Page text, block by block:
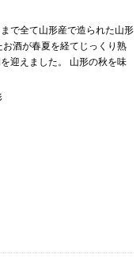
で全て山形産で造られた山形
酒が春夏を経てじっくり熟
迎えました。 山形の秋を味